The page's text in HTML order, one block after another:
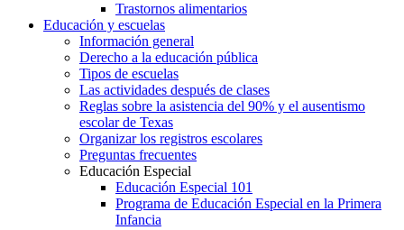
Trastornos alimentarios
Educación y escuelas
Información general
Derecho a la educación pública
Tipos de escuelas
Las actividades después de clases
Reglas sobre la asistencia del 90% y el ausentismo
escolar de Texas
Organizar los registros escolares
Preguntas frecuentes
Educación Especial
Educación Especial 101
Programa de Educación Especial en la Primera
Infancia